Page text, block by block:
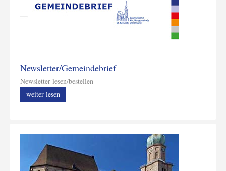
Newsletter/Gemeindebrief
Newsletter lesen/bestellen
weiter lesen